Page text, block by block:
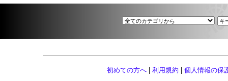
初めての方へ 利用規約 個人情報の保